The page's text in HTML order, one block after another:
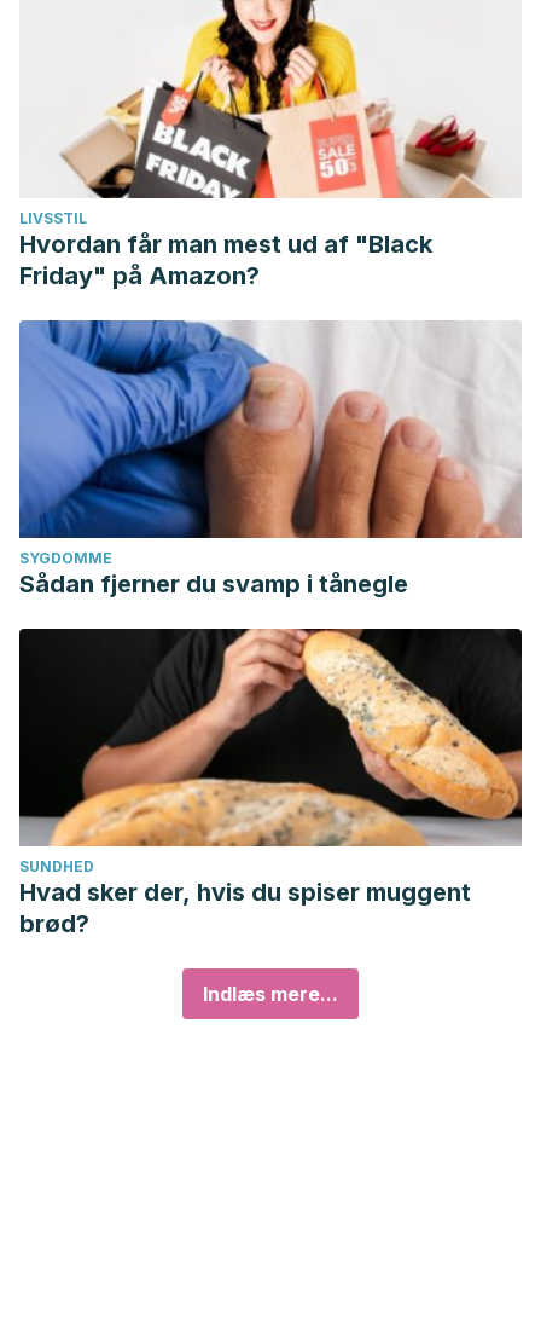
LIVSSTIL
Hvordan får man mest ud af "Black
Friday" på Amazon?
SYGDOMME
Sådan fjerner du svamp i tånegle
SUNDHED
Hvad sker der, hvis du spiser muggent
brød?
Indlæs mere...